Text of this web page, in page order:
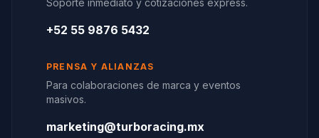
Soporte inmediato y cotizaciones express.
+52 55 9876 5432
PRENSA Y ALIANZAS
Para colaboraciones de marca y eventos
masivos.
marketing@turboracing.mx